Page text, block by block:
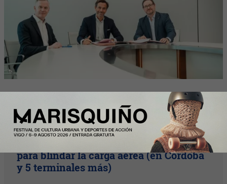
Logística de alta tecnología:
Aeropuertos Argentina Cargas suma IA
para blindar la carga aérea (en Córdoba
y 5 terminales más)